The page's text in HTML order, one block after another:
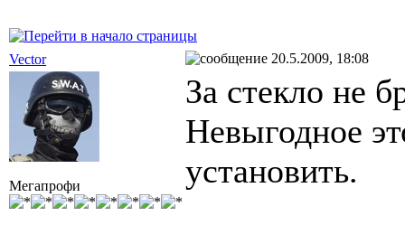
Vector 20.5.2009, 18:08
Мегапрофи
За стекло не
Невыгодное
установить.